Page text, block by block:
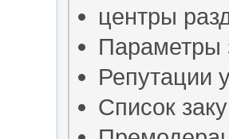
центры
Параметры
Репутации
Список